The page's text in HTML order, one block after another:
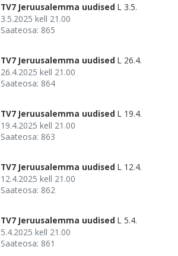
TV7 Jeruusalemma uudised L 3.5.
3.5.2025 kell 21.00
Saateosa: 865
TV7 Jeruusalemma uudised L 26.4.
26.4.2025 kell 21.00
Saateosa: 864
TV7 Jeruusalemma uudised L 19.4.
19.4.2025 kell 21.00
Saateosa: 863
TV7 Jeruusalemma uudised L 12.4.
12.4.2025 kell 21.00
Saateosa: 862
TV7 Jeruusalemma uudised L 5.4.
5.4.2025 kell 21.00
Saateosa: 861